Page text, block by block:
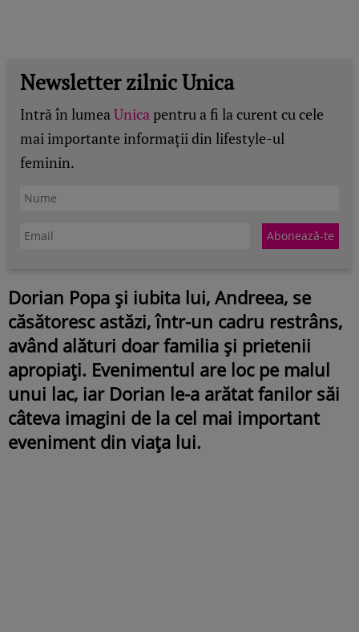
Newsletter zilnic Unica
Intră în lumeaUnicapentru a fi la curent cu cele
mai importante informații din lifestyle-ul
feminin.
Dorian Popa și iubita lui, Andreea, se
căsătoresc astăzi, într-un cadru restrâns,
având alături doar familia și prietenii
apropiați. Evenimentul are loc pe malul
unui lac, iar Dorian le-a arătat fanilor săi
câteva imagini de la cel mai important
eveniment din viața lui.